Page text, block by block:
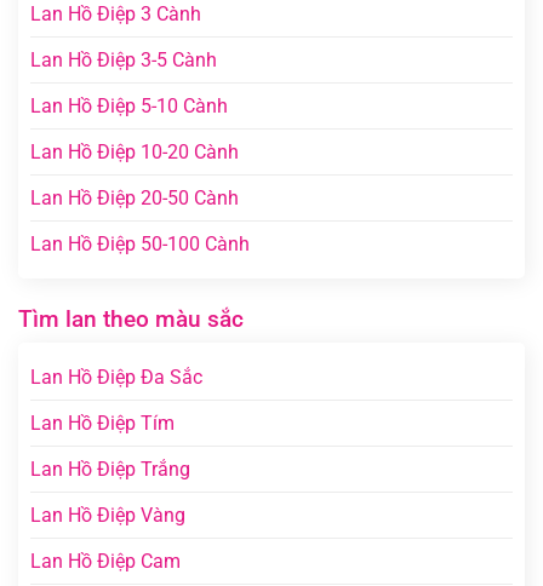
Lan Hồ Điệp 3 Cành
Lan Hồ Điệp 3-5 Cành
Lan Hồ Điệp 5-10 Cành
Lan Hồ Điệp 10-20 Cành
Lan Hồ Điệp 20-50 Cành
Lan Hồ Điệp 50-100 Cành
Tìm lan theo màu sắc
Lan Hồ Điệp Đa Sắc
Lan Hồ Điệp Tím
Lan Hồ Điệp Trắng
Lan Hồ Điệp Vàng
Lan Hồ Điệp Cam